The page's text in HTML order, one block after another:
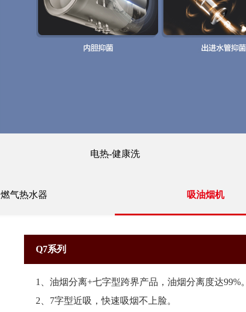
电热-健康洗
燃气热水器 吸油烟机
Q7系列
1、油烟分离+七字型跨界产品，油烟分离度达99%。
2、7字型近吸，快速吸烟不上脸。